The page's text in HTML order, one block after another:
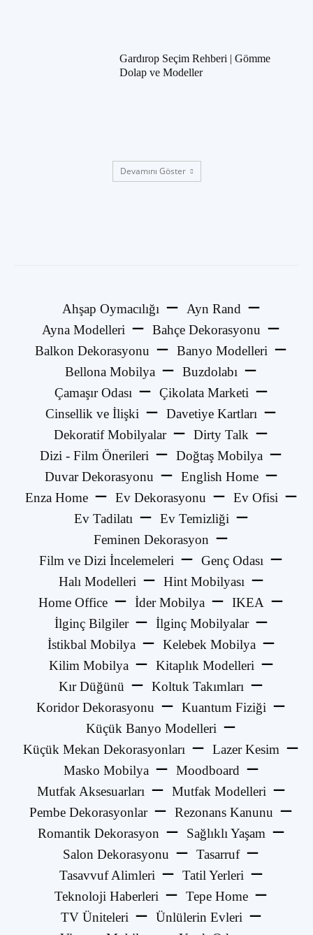
Gardırop Seçim Rehberi | Gömme
Dolap ve Modeller
Devamını Göster
Ahşap Oymacılığı
Ayn Rand
Ayna Modelleri
Bahçe Dekorasyonu
Balkon Dekorasyonu
Banyo Modelleri
Bellona Mobilya
Buzdolabı
Çamaşır Odası
Çikolata Marketi
Cinsellik ve İlişki
Davetiye Kartları
Dekoratif Mobilyalar
Dirty Talk
Dizi - Film Önerileri
Doğtaş Mobilya
Duvar Dekorasyonu
English Home
Enza Home
Ev Dekorasyonu
Ev Ofisi
Ev Tadilatı
Ev Temizliği
Feminen Dekorasyon
Film ve Dizi İncelemeleri
Genç Odası
Halı Modelleri
Hint Mobilyası
Home Office
İder Mobilya
IKEA
İlginç Bilgiler
İlginç Mobilyalar
İstikbal Mobilya
Kelebek Mobilya
Kilim Mobilya
Kitaplık Modelleri
Kır Düğünü
Koltuk Takımları
Koridor Dekorasyonu
Kuantum Fiziği
Küçük Banyo Modelleri
Küçük Mekan Dekorasyonları
Lazer Kesim
Masko Mobilya
Moodboard
Mutfak Aksesuarları
Mutfak Modelleri
Pembe Dekorasyonlar
Rezonans Kanunu
Romantik Dekorasyon
Sağlıklı Yaşam
Salon Dekorasyonu
Tasarruf
Tasavvuf Alimleri
Tatil Yerleri
Teknoloji Haberleri
Tepe Home
TV Üniteleri
Ünlülerin Evleri